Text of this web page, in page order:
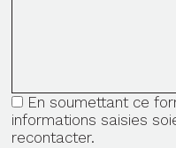
En soumettant ce
informations saisies
recontacter.